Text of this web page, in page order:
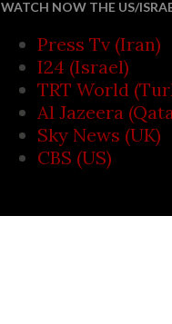
WATCH NOW THE US/
Press Tv (Iran)
I24 (Israel)
TRT World
Al Jazeera
Sky News (UK)
CBS (US)